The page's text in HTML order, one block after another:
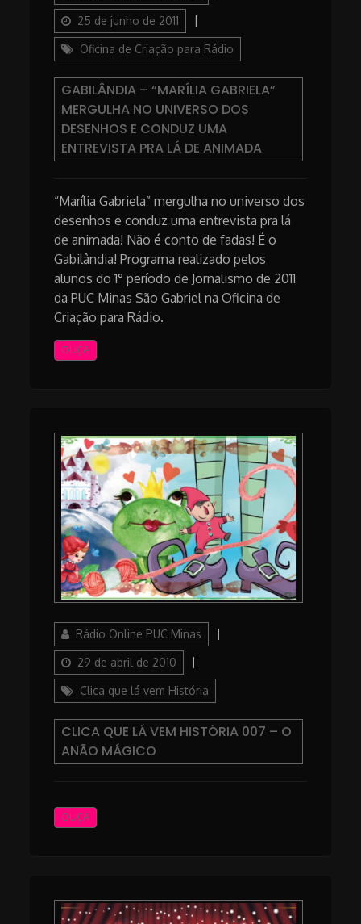
25 de junho de 2011
Oficina de Criação para Rádio
GABILÂNDIA – “MARÍLIA GABRIELA”
MERGULHA NO UNIVERSO DOS
DESENHOS E CONDUZ UMA
ENTREVISTA PRA LÁ DE ANIMADA
“Marília Gabriela” mergulha no universo dos
desenhos e conduz uma entrevista pra lá
de animada! Não é conto de fadas! É o
Gabilândia! Programa realizado pelos
alunos do 1° período de Jornalismo de 2011
da PUC Minas São Gabriel na Oficina de
Criação para Rádio.
OUÇA
AuthorRádio Online PUC Minas
29 de abril de 2010
Clica que lá vem História
CLICA QUE LÁ VEM HISTÓRIA 007 – O
ANÃO MÁGICO
OUÇA